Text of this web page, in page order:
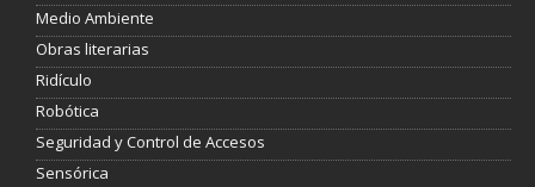
Medio Ambiente
Obras literarias
Ridículo
Robótica
Seguridad y Control de Accesos
Sensórica